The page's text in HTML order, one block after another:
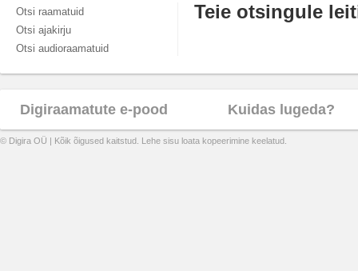
Otsi raamatuid
Otsi ajakirju
Otsi audioraamatuid
Teie otsingule
Digiraamatute e-pood Kuidas lugeda?
© Digira OÜ | Kõik õigused kaitstud. Lehe sisu loata kopeerimine keelatud.